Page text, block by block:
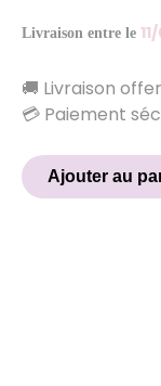
Livraison entre le
🚚 Livraison
💳 Paiement
Ajouter au